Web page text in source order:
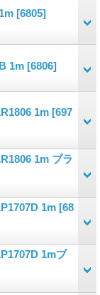
[6805]
1m [6806]
1m [697
1m ブラ
1m [68
1mブ